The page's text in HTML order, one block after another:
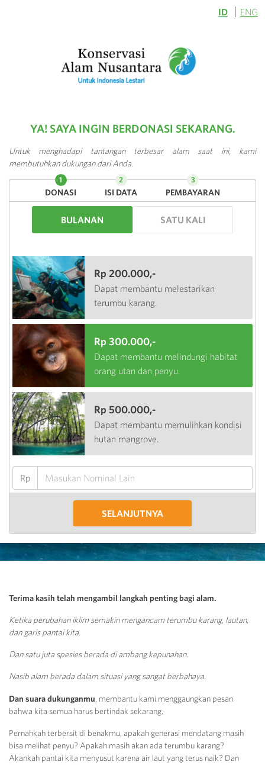
ID ENG
YA! SAYA INGIN BERDONASI SEKARANG.
Untuk menghadapi tantangan terbesar alam saat ini, kami
membutuhkan dukungan dari Anda.
DONASI ISI DATA PEMBAYARAN
BULANAN SATU KALI
Rp 200.000,-
Dapat membantu melestarikan
terumbu karang.
Rp 300.000,-
Dapat membantu melindungi habitat
orang utan dan penyu.
Rp 500.000,-
Dapat membantu memulihkan kondisi
hutan mangrove.
Rp
SELANJUTNYA
Terima kasih telah mengambil langkah penting bagi alam.
Ketika perubahan iklim semakin mengancam terumbu karang, lautan,
dan garis pantai kita.
Dan satu juta spesies berada di ambang kepunahan.
Nasib alam berada dalam situasi yang sangat berbahaya.
Dan suara dukunganmu , membantu kami menggaungkan pesan
bahwa kita semua harus bertindak sekarang.
Pernahkah terbersit di benakmu, apakah generasi mendatang masih
bisa melihat penyu? Apakah masih akan ada terumbu karang?
Akankah pantai kita menyusut karena air laut yang terus naik? Dan